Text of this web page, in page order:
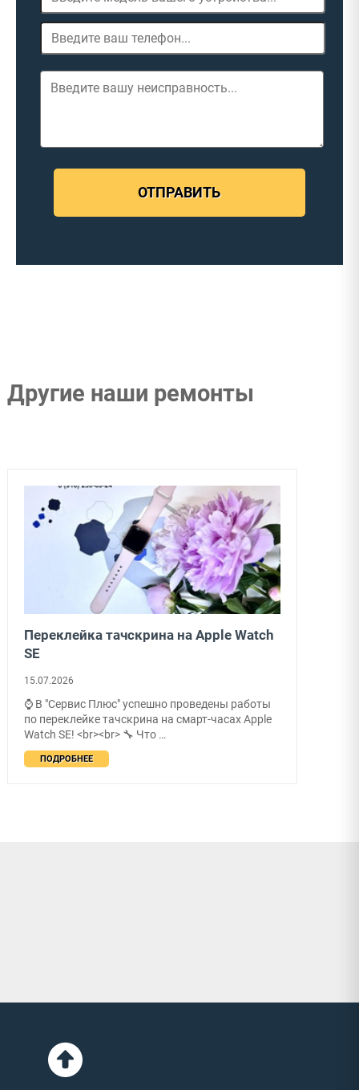
ОТПРАВИТЬ
Другие наши ремонты
Переклейка тачскрина на Apple Watch
SE
15.07.2026
⌚ В "Сервис Плюс" успешно проведены работы
по переклейке тачскрина на смарт-часах Apple
Watch SE! <br><br> 🔧 Что …
ПОДРОБНЕЕ